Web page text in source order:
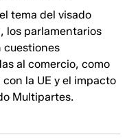
tema del visado
los parlamentarios
cuestiones
al comercio, como
con la UE y el impacto
Multipartes.